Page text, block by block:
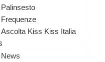
Palinsesto
Frequenze
Ascolta Kiss Kiss Italia
News